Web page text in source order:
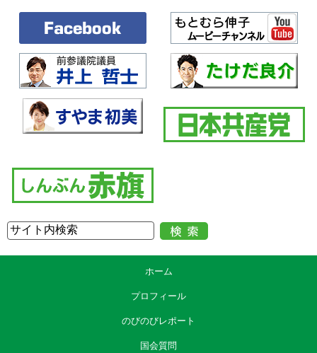
ホーム
プロフィール
のびのびレポート
国会質問